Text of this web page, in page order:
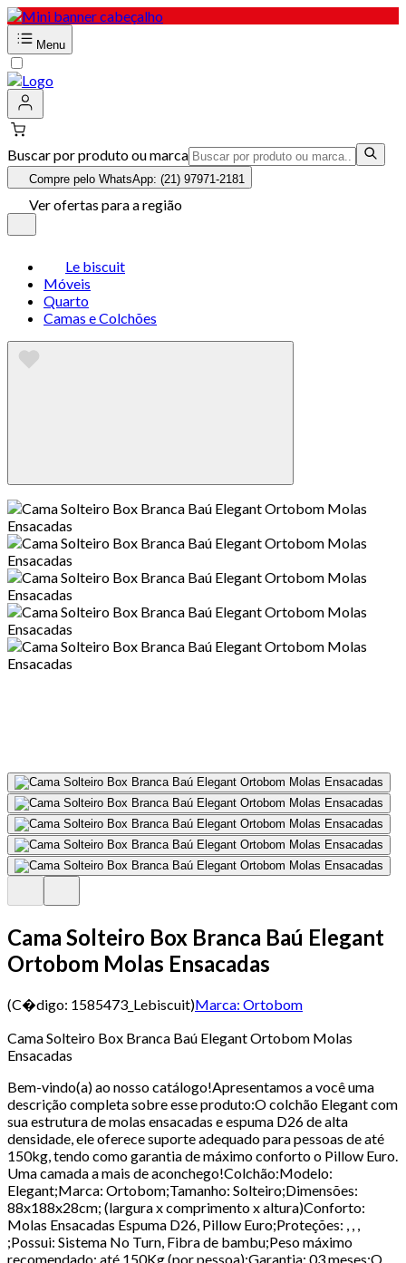
Menu
Buscar por produto ou marca
Compre pelo WhatsApp: (21) 97971-2181
Ver ofertas para a região
Le biscuit
Móveis
Quarto
Camas e Colchões
Cama Solteiro Box Branca Baú Elegant
Ortobom Molas Ensacadas
(C�digo: 1585473_Lebiscuit)Marca: Ortobom
Cama Solteiro Box Branca Baú Elegant Ortobom Molas
Ensacadas
Bem-vindo(a) ao nosso catálogo!Apresentamos a você uma
descrição completa sobre esse produto:O colchão Elegant com
sua estrutura de molas ensacadas e espuma D26 de alta
densidade, ele oferece suporte adequado para pessoas de até
150kg, tendo como garantia de máximo conforto o Pillow Euro.
Uma camada a mais de aconchego!Colchão:Modelo:
Elegant;Marca: Ortobom;Tamanho: Solteiro;Dimensões:
88x188x28cm; (largura x comprimento x altura)Conforto:
Molas Ensacadas Espuma D26, Pillow Euro;Proteções: , , ,
;Possui: Sistema No Turn, Fibra de bambu;Peso máximo
recomendado: até 150Kg (por pessoa);Garantia: 03 meses;O